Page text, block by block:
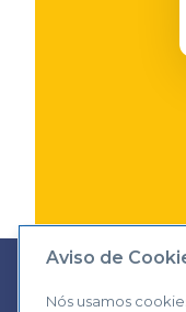
Aviso de
Nós usamos